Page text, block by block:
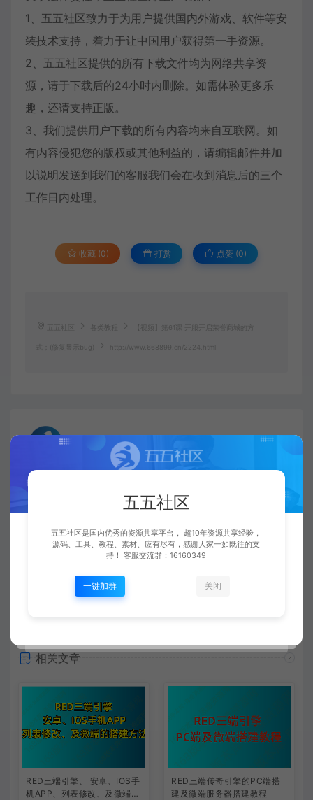
1、五五社区致力于为用户提供国内外游戏、软件等安
装技术支持，着力于让中国用户获得第一手资源。
2、五五社区提供的所有下载文件均为网络共享资
源，请于下载后的24小时内删除。如需体验更多乐
趣，还请支持正版。
3、我们提供用户下载的所有内容均来自互联网。如
有内容侵犯您的版权或其他利益的，请编辑邮件并加
以说明发送到我们的客服我们会在收到消息后的三个
工作日内处理。
收藏 (0) 打赏 点赞 (0)
五五社区 各类教程 【视频】第61课 开服开启荣誉商城的方
式；(修复显示bug) http://www.668899.cn/2224.html
五五社区
【视频】第60课 沙城攻城奖励时间等汇总修改；(增加游戏的进度)
常见问题
相关文章
RED三端引擎、 安卓、IOS手
机APP、列表修改、及微端的
RED三端传奇引擎的PC端搭
建及微端服务器搭建教程
五五社区
五五社区是国内优秀的资源共享平台， 超10年资源共享经验，
源码、工具、教程、素材、应有尽有，感谢大家一如既往的支
持！ 客服交流群：16160349
一键加群 关闭